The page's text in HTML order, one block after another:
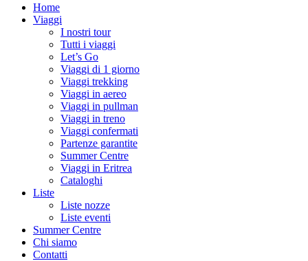
Home
Viaggi
I nostri tour
Tutti i viaggi
Let’s Go
Viaggi di 1 giorno
Viaggi trekking
Viaggi in aereo
Viaggi in pullman
Viaggi in treno
Viaggi confermati
Partenze garantite
Summer Centre
Viaggi in Eritrea
Cataloghi
Liste
Liste nozze
Liste eventi
Summer Centre
Chi siamo
Contatti